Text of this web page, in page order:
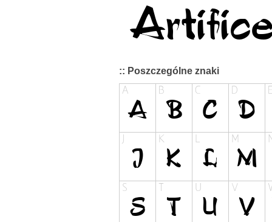
:: Poszczególne znaki